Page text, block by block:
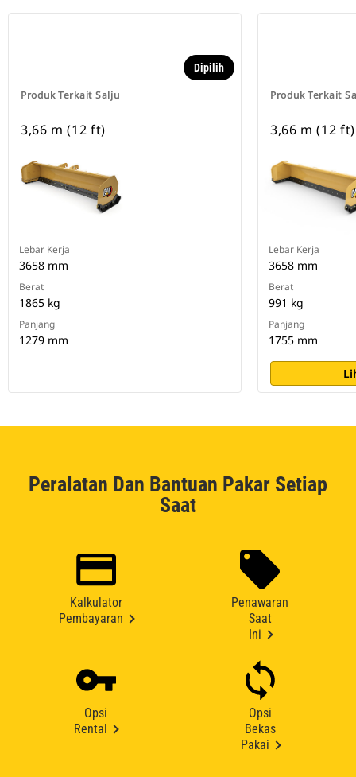
Produk Terkait Salju
Dipilih
3,66 m (12 ft)
Lebar Kerja
3658 mm
Berat
1865 kg
Panjang
1279 mm
Produk Terkait
3,66 m (12 ft)
Lebar Kerja
3658 mm
Berat
991 kg
Panjang
1755 mm
Peralatan Dan Bantuan Pakar Setiap
Saat
Kalkulator
Pembayaran
Penawaran
Saat
Ini
Opsi
Rental
Opsi
Bekas
Pakai